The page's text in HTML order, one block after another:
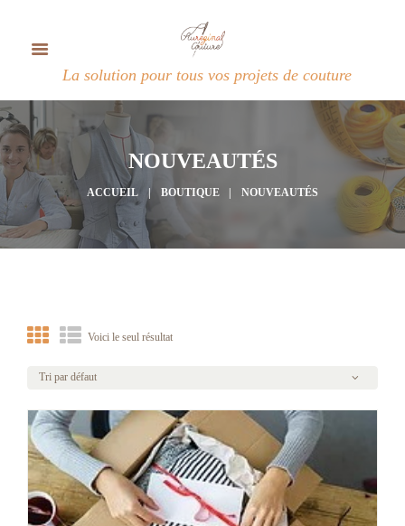
La solution pour tous vos projets de couture
NOUVEAUTÉS
ACCUEIL BOUTIQUE NOUVEAUTÉS
Voici le seul résultat